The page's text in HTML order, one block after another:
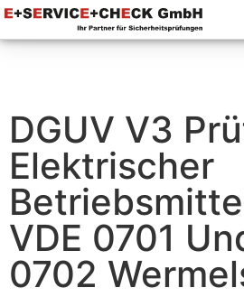
DGUV V3
Elektrischer
VDE 0701
0702